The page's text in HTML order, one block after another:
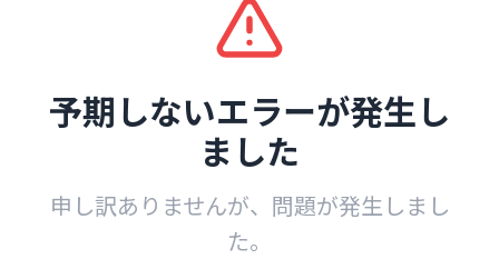
予期しないエラーが発生し
ました
申し訳ありませんが、問題が発生しまし
た。